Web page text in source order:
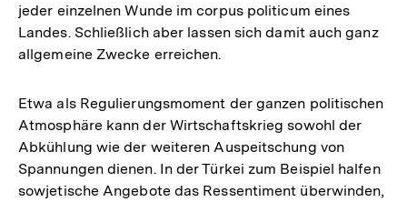
jeder einzelnen Wunde im corpus politicum eines
Landes. Schließlich aber lassen sich damit auch ganz
allgemeine Zwecke erreichen.
Etwa als Regulierungsmoment der ganzen politischen
Atmosphäre kann der Wirtschaftskrieg sowohl der
Abkühlung wie der weiteren Auspeitschung von
Spannungen dienen. In der Türkei zum Beispiel halfen
sowjetische Angebote das Ressentiment überwinden,